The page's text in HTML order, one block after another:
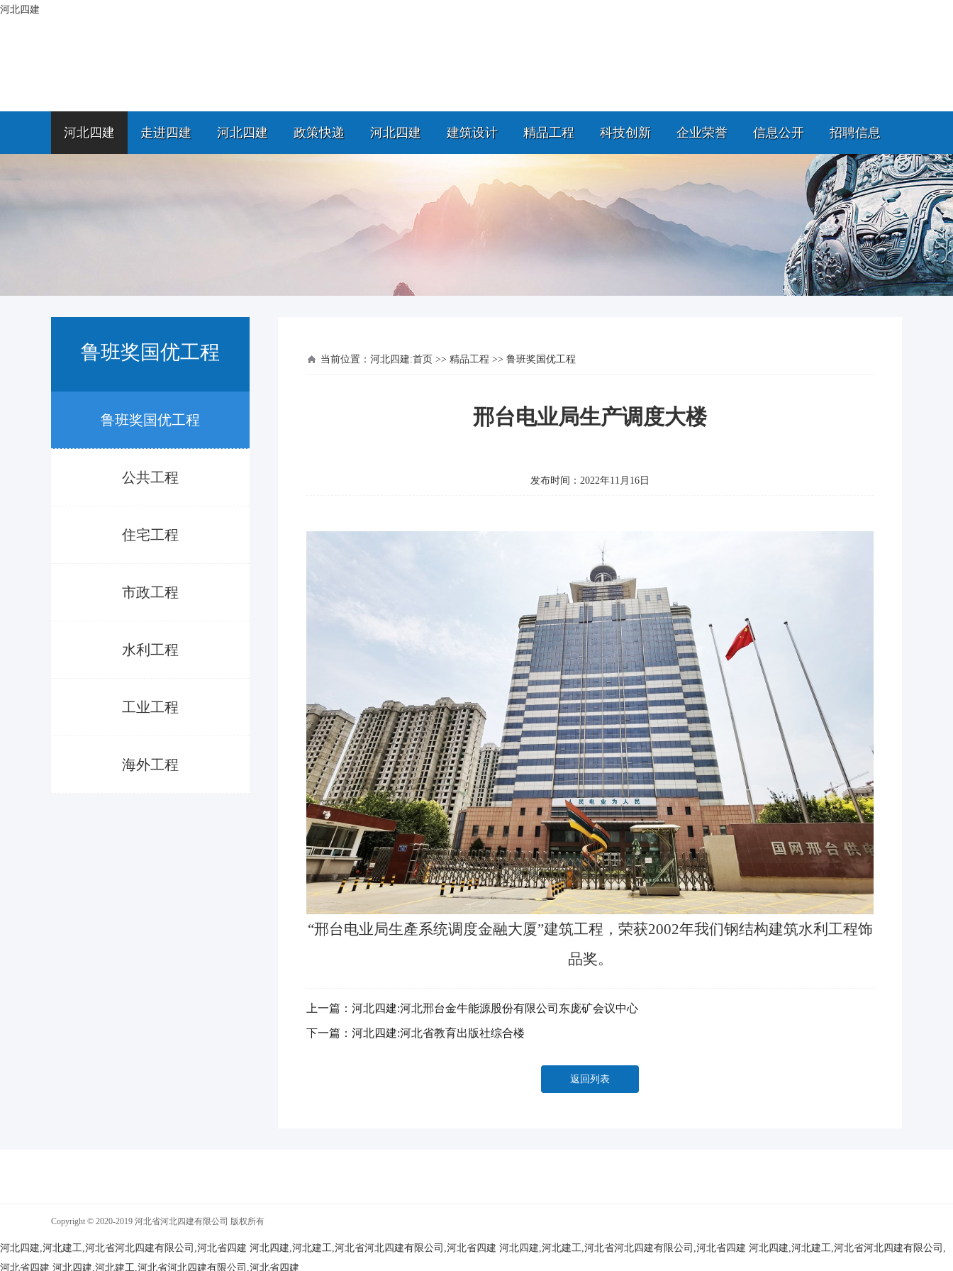
河北四建
河北四建 走进四建 河北四建 政策快递 河北四建 建筑设计 精品工程 科技创新 企业荣誉 信息公开 招聘信息
鲁班奖国优工程
鲁班奖国优工程
公共工程
住宅工程
市政工程
水利工程
工业工程
海外工程
当前位置： 河北四建:首页 >> 精品工程 >> 鲁班奖国优工程
邢台电业局生产调度大楼
发布时间：2022年11月16日
“邢台电业局生產系统调度金融大厦”建筑工程， 荣获2002年我们钢结构建筑水利工程饰
品奖。
上一篇： 河北四建:河北邢台金牛能源股份有限公司东庞矿会议中心
下一篇： 河北四建:河北省教育出版社综合楼
返回列表
Copyright © 2020-2019 河北省河北四建有限公司 版权所有
河北四建,河北建工,河北省河北四建有限公司,河北省四建 河北四建,河北建工,河北省河北四建有限公司,河北省四建 河北四建,河北建工,河北省河北四建有限公司,河北省四建 河北四建,河北建工,河北省河北四建有限公司,
河北省四建 河北四建,河北建工,河北省河北四建有限公司,河北省四建